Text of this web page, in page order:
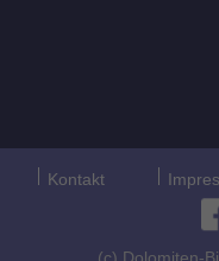
Kontakt